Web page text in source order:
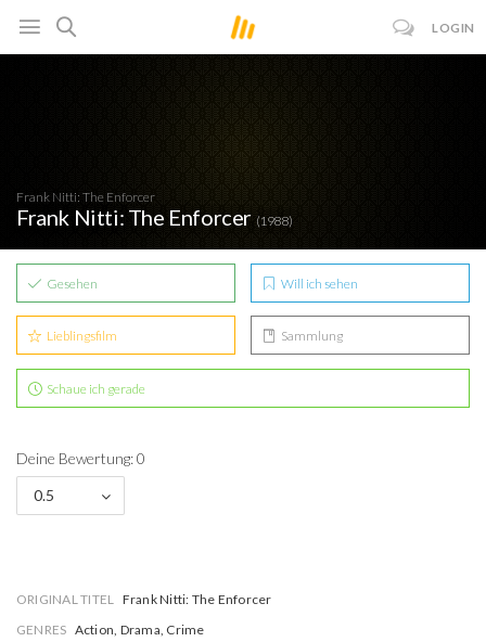
LOGIN
Frank Nitti: The Enforcer
Frank Nitti: The Enforcer (1988)
Gesehen Will ich sehen
Lieblingsfilm Sammlung
Schaue ich gerade
Deine Bewertung: 0
0.5
ORIGINAL TITEL Frank Nitti: The Enforcer
GENRES Action, Drama, Crime